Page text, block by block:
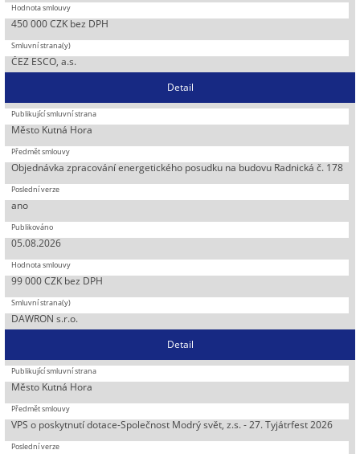
450 000 CZK bez DPH
ČEZ ESCO, a.s.
Detail
Město Kutná Hora
Objednávka zpracování energetického posudku na budovu Radnická č. 178
ano
05.08.2026
99 000 CZK bez DPH
DAWRON s.r.o.
Detail
Město Kutná Hora
VPS o poskytnutí dotace-Společnost Modrý svět, z.s. - 27. Tyjátrfest 2026